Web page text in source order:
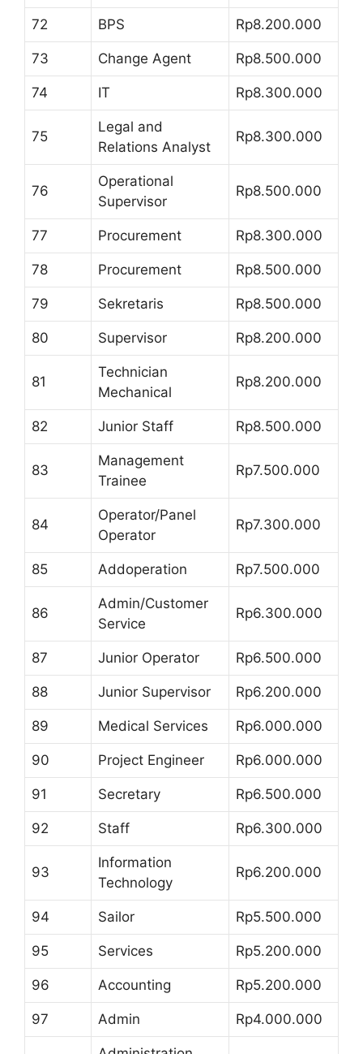
72 BPS Rp8.200.000
73 Change Agent Rp8.500.000
74 IT Rp8.300.000
75
Legal and
Relations Analyst
Rp8.300.000
76
Operational
Supervisor
Rp8.500.000
77 Procurement Rp8.300.000
78 Procurement Rp8.500.000
79 Sekretaris Rp8.500.000
80 Supervisor Rp8.200.000
81
Technician
Mechanical
Rp8.200.000
82 Junior Staff Rp8.500.000
83
Management
Trainee
Rp7.500.000
84
Operator/Panel
Operator
Rp7.300.000
85 Addoperation Rp7.500.000
86
Admin/Customer
Service
Rp6.300.000
87 Junior Operator Rp6.500.000
88 Junior Supervisor Rp6.200.000
89 Medical Services Rp6.000.000
90 Project Engineer Rp6.000.000
91 Secretary Rp6.500.000
92 Staff Rp6.300.000
93
Information
Technology
Rp6.200.000
94 Sailor Rp5.500.000
95 Services Rp5.200.000
96 Accounting Rp5.200.000
97 Admin Rp4.000.000